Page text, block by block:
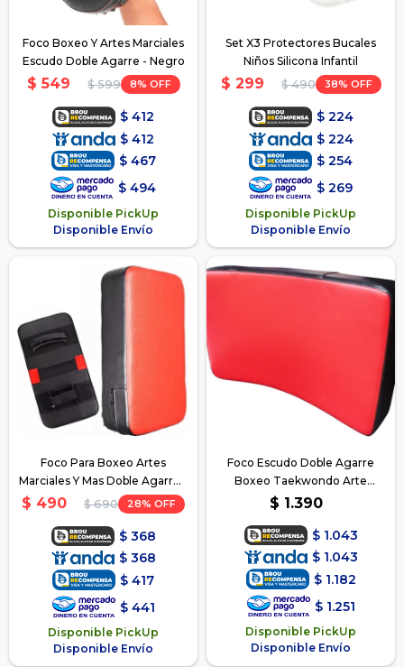
Foco Boxeo Y Artes Marciales
Escudo Doble Agarre - Negro
$ 549 $ 599 8
$ 412
$ 412
$ 467
$ 494
Disponible PickUp
Disponible Envío
Set X3 Protectores Bucales
Niños Silicona Infantil
$ 299 $ 490 38
$ 224
$ 224
$ 254
$ 269
Disponible PickUp
Disponible Envío
Foco Para Boxeo Artes
Marciales Y Mas Doble Agarre -
Negro
$ 490 $ 690 28
$ 368
$ 368
$ 417
$ 441
Disponible PickUp
Disponible Envío
Foco Escudo Doble Agarre
Boxeo Taekwondo Arte
Marcial - Negro
$ 1.390
$ 1.043
$ 1.043
$ 1.182
$ 1.251
Disponible PickUp
Disponible Envío